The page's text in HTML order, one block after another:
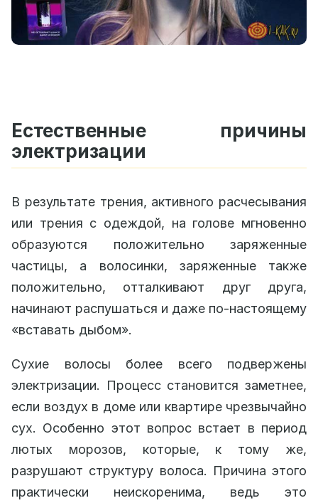
Естественные причины
электризации
В результате трения, активного расчесывания
или трения с одеждой, на голове мгновенно
образуются положительно заряженные
частицы, а волосинки, заряженные также
положительно, отталкивают друг друга,
начинают распушаться и даже по-настоящему
«вставать дыбом».
Сухие волосы более всего подвержены
электризации. Процесс становится заметнее,
если воздух в доме или квартире чрезвычайно
сух. Особенно этот вопрос встает в период
лютых морозов, которые, к тому же,
разрушают структуру волоса. Причина этого
практически неискоренима, ведь это